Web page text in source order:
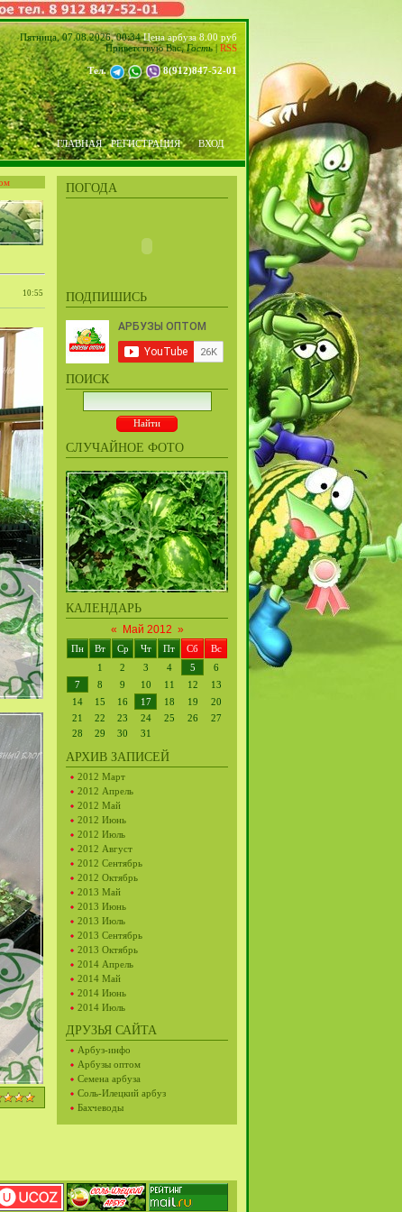
Пятница, 07.08.2026, 00:34Цена арбуза 8.00 руб
Приветствую Вас,Гость| RSS
Тел. 8(912)847-52-01
ГЛАВНАЯ РЕГИСТРАЦИЯ ВХОД
ПОГОДА
ПОДПИШИСЬ
ПОИСК
СЛУЧАЙНОЕ ФОТО
КАЛЕНДАРЬ
« Май 2012 »
Пн Вт Ср Чт Пт Сб
Вс
1
2 3 4 5
6
7
8 9 10 11 12
13
14
15 16 17 18 19
20
21
22 23 24 25 26
27
28
29 30 31
АРХИВ ЗАПИСЕЙ
2012 Март
2012 Апрель
2012 Май
2012 Июнь
2012 Июль
2012 Август
2012 Сентябрь
2012 Октябрь
2013 Май
2013 Июнь
2013 Июль
2013 Сентябрь
2013 Октябрь
2014 Апрель
2014 Май
2014 Июнь
2014 Июль
ДРУЗЬЯ САЙТА
Арбуз-инфо
Арбузы оптом
Семена арбуза
Соль-Илецкий арбуз
Бахчеводы
10:55